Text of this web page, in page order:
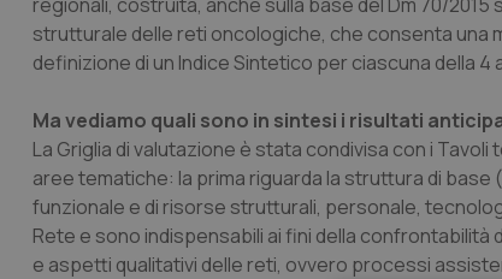
strutturale delle reti oncologiche, che consenta una
definizione di un Indice Sintetico per ciascuna della
Ma vediamo quali sono in sintesi i risultati
La Griglia di valutazione è stata condivisa con i
aree tematiche: la prima riguarda la struttura di
funzionale e di risorse strutturali, personale,
Rete e sono indispensabili ai fini della
e aspetti qualitativi delle reti, ovvero processi